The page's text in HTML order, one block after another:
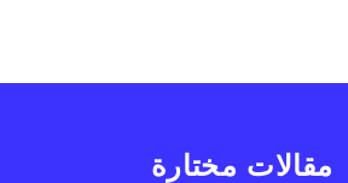
مقالات مختارة